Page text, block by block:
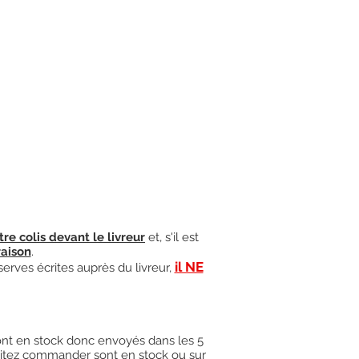
colis devant le livreur et, s'il est
.
écrites auprès du livreur, il NE
en stock donc envoyés dans les 5
commander sont en stock ou sur